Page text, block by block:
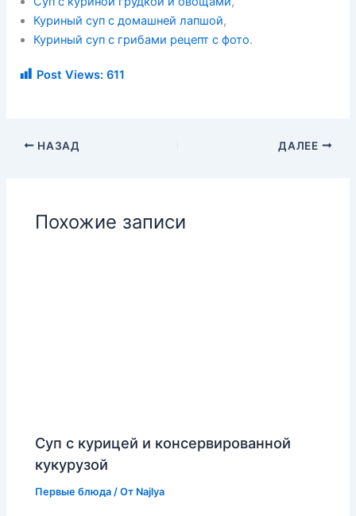
Куриный суп с домашней лапшой,
Куриный суп с грибами рецепт с фото.
Post Views: 611
НАЗАД ДАЛЕЕ
Похожие записи
Суп с курицей и консервированной
кукурузой
Первые блюда / От Najlya